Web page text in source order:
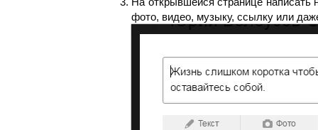
фото, видео, музыку, ссылку или